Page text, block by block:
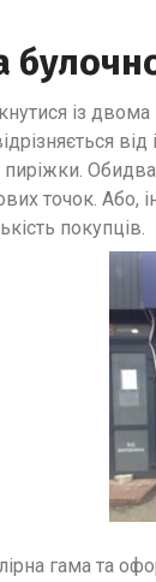
із
точок.
покупців.
гама та